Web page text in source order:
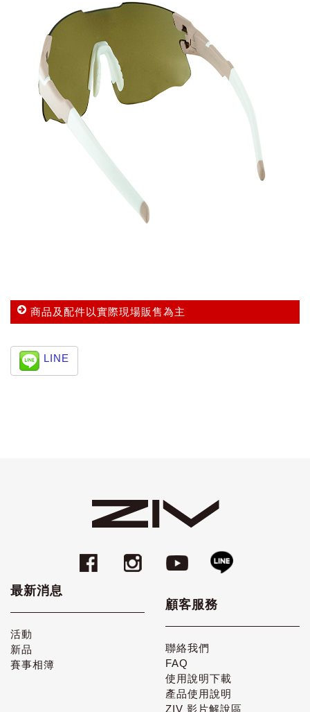
商品及配件以實際現場販售為主
LINE
最新消息
活動
新品
賽事相簿
顧客服務
聯絡我們
FAQ
使用說明下載
產品使用說明
ZIV 影片解說區